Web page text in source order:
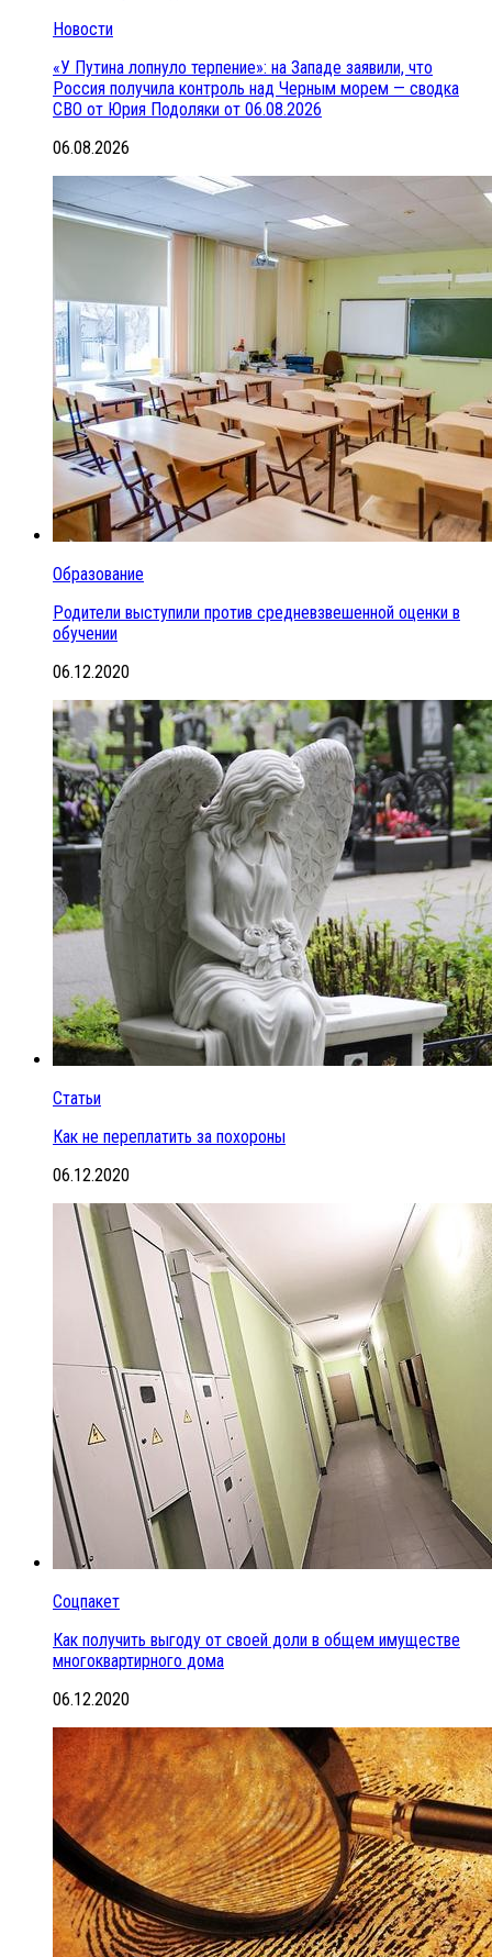
Новости
«У Путина лопнуло терпение»: на Западе заявили, что
Россия получила контроль над Черным морем — сводка
СВО от Юрия Подоляки от 06.08.2026
06.08.2026
Образование
Родители выступили против средневзвешенной оценки в
обучении
06.12.2020
Статьи
Как не переплатить за похороны
06.12.2020
Соцпакет
Как получить выгоду от своей доли в общем имуществе
многоквартирного дома
06.12.2020